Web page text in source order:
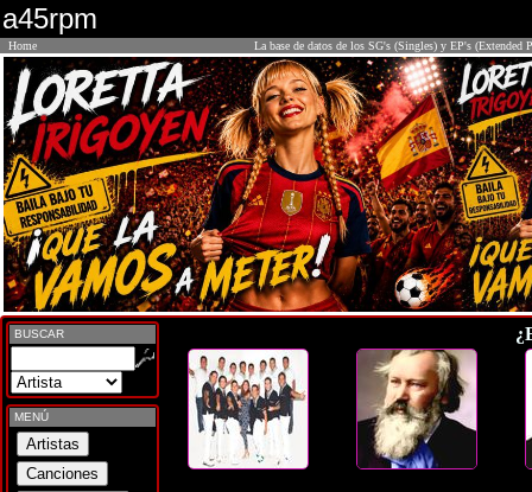
a45rpm
Home La base de datos de los SG's (Singles) y EP's (Extended
BUSCAR
MENÚ